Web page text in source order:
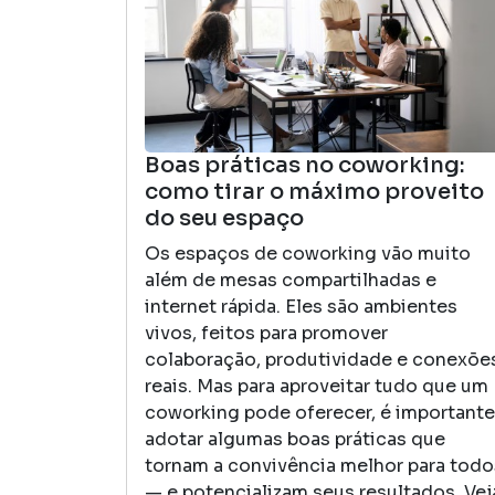
Boas práticas no coworking:
como tirar o máximo proveito
do seu espaço
Os espaços de coworking vão muito
além de mesas compartilhadas e
internet rápida. Eles são ambientes
vivos, feitos para promover
colaboração, produtividade e
reais. Mas para aproveitar tudo que um
coworking pode oferecer, é importante
adotar algumas boas práticas que
tornam a convivência melhor para